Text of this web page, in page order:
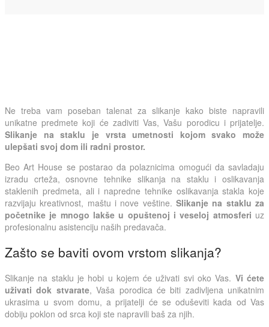
Ne treba vam poseban talenat za slikanje kako biste napravili
unikatne predmete koji će zadiviti Vas, Vašu porodicu i prijatelje.
Slikanje na staklu je vrsta umetnosti kojom svako može
ulepšati svoj dom ili radni prostor.
Beo Art House se postarao da polaznicima omogući da savladaju
izradu crteža, osnovne tehnike slikanja na staklu i oslikavanja
staklenih predmeta, ali i napredne tehnike oslikavanja stakla koje
razvijaju kreativnost, maštu i nove veštine. Slikanje na staklu za
početnike je mnogo lakše u opuštenoj i veseloj atmosferi uz
profesionalnu asistenciju naših predavača.
Zašto se baviti ovom vrstom slikanja?
Slikanje na staklu je hobi u kojem će uživati svi oko Vas. Vi ćete
uživati dok stvarate, Vaša porodica će biti zadivljena unikatnim
ukrasima u svom domu, a prijatelji će se oduševiti kada od Vas
dobiju poklon od srca koji ste napravili baš za njih.